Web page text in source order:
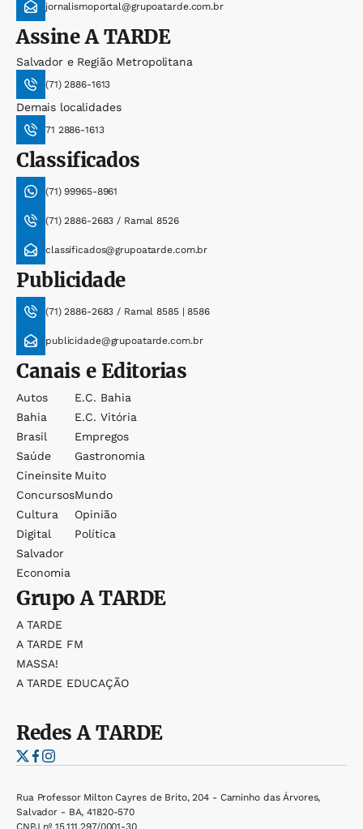
jornalismoportal@grupoatarde.com.br
AssineA TARDE
Salvador e Região Metropolitana
(71) 2886-1613
Demais localidades
71 2886-1613
Classificados
(71) 99965-8961
(71) 2886-2683 / Ramal 8526
classificados@grupoatarde.com.br
Publicidade
(71) 2886-2683 / Ramal 8585 | 8586
publicidade@grupoatarde.com.br
Canais e Editorias
Autos
Bahia
Brasil
Saúde
Cineinsite
Concursos
Cultura
Digital
Salvador
Economia
E.c. Bahia
E.c. Vitória
Empregos
Gastronomia
Muito
Mundo
Opinião
Política
GrupoA TARDE
A TARDE
A TARDE FM
MASSA!
A TARDE EDUCAÇÃO
RedesA TARDE
Rua Professor Milton Cayres de Brito, 204 - Caminho das Árvores,
Salvador - BA, 41820-570
CNPJ nº 15.111.297/0001-30